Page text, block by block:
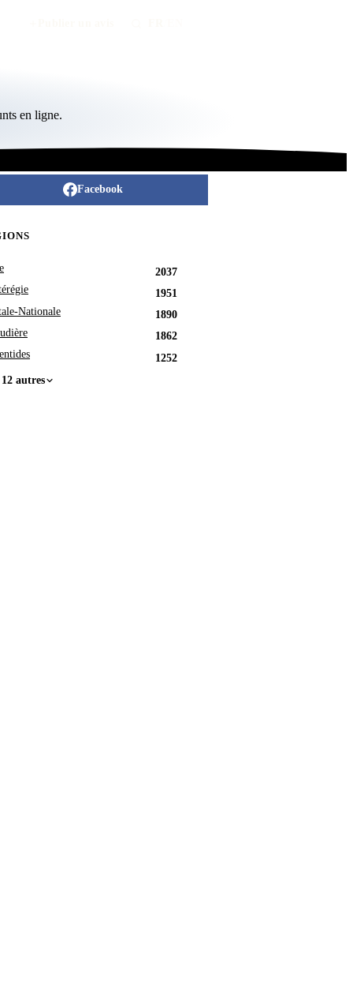
en ligne.
Facebook
2037
1951
Nationale
1890
1862
1252
autres